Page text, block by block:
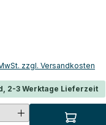
Wert
Griff
zzgl. Versandkosten
2-3 Werktage Lieferzeit
Anzahl: